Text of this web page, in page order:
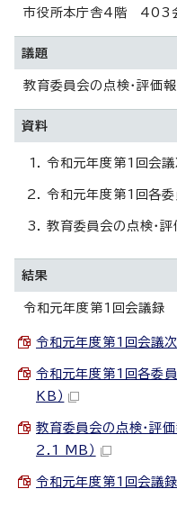
市役所本庁舎4階 403
議題
教育委員会の点検・評価
資料
令和元年度第1回会議
令和元年度第1回各委
教育委員会の点検・
結果
令和元年度第1回会議録
令和元年度第1回会議
令和元年度第1回各委
KB）
教育委員会の点検・評
2.1 MB）
令和元年度第1回会議